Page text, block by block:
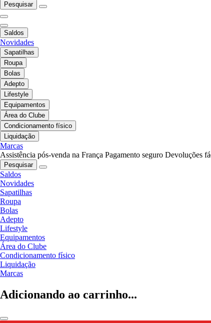
Pesquisar
Saldos
Novidades
Sapatilhas
Roupa
Bolas
Adepto
Lifestyle
Equipamentos
Área do Clube
Condicionamento físico
Liquidação
Marcas
Assistência pós-venda na França Pagamento seguro Devoluções
Pesquisar
Saldos
Novidades
Sapatilhas
Roupa
Bolas
Adepto
Lifestyle
Equipamentos
Área do Clube
Condicionamento físico
Liquidação
Marcas
Adicionando ao carrinho...